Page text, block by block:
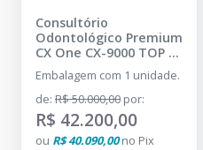
Consultório
Odontológico Premium
CX One CX-9000 TOP -
Couro
PRIME WELT
Embalagem com 1 unidade.
de: R$ 50.000,00 por:
R$ 42.200,00
ou R$ 40.090,00no Pix